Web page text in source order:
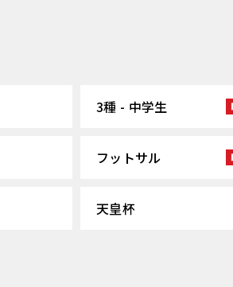
3種 - 中学生
フットサル
天皇杯